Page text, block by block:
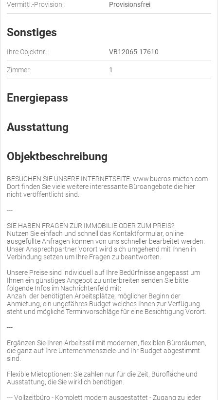
Vermittl.-Provision: Provisionsfrei
Sonstiges
Ihre Objektnr.: VB12065-17610
Zimmer: 1
Energiepass
Ausstattung
Objektbeschreibung
BESUCHEN SIE UNSERE INTERNETSEITE: www.bueros-mieten.com
Dort finden Sie viele weitere interessante Büroangebote die hier
nicht veröffentlicht sind.
---
SIE HABEN FRAGEN ZUR IMMOBILIE ODER ZUM PREIS?
Nutzen Sie einfach und schnell das Kontaktformular, online
ausgefüllte Anfragen können von uns schneller bearbeitet werden.
Unser Ansprechpartner Vorort wird sich umgehend mit Ihnen in
Verbindung setzen um Ihre Fragen zu beantworten.
Unsere Preise sind individuell auf Ihre Bedürfnisse angepasst um
Ihnen ein günstiges Angebot zu unterbreiten senden Sie bitte
folgende Infos im Nachrichtenfeld mit:
Anzahl der benötigten Arbeitsplätze, möglicher Beginn der
Anmietung, ein ungefähres Budget welches Ihnen zur Verfügung
steht und mögliche Terminvorschläge für eine Besichtigung Vorort.
---
Ergänzen Sie Ihren Arbeitsstil mit modernen, flexiblen Büroräumen,
die ganz auf Ihre Unternehmensziele und Ihr Budget abgestimmt
sind.
Flexible Mietoptionen: Sie zahlen nur für die Zeit, Bürofläche und
Ausstattung, die Sie wirklich benötigen.
--- Vollzeitbüro - Komplett modern ausgestattet - Zugang zu jeder